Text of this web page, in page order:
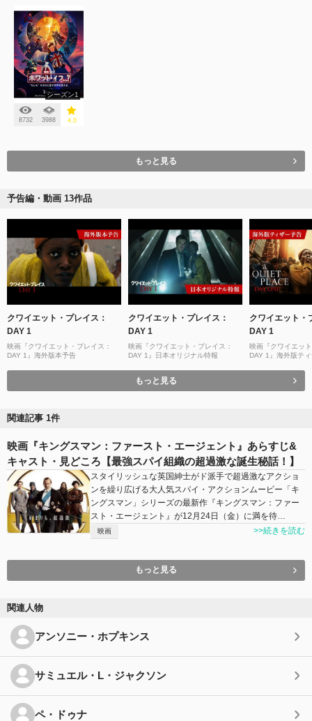
シーズン1
8732 3988 4.0
もっと見る
予告編・動画 13作品
クワイエット・プレイス：
DAY 1
映画『クワイエット・プレイス：
DAY 1』海外版本予告
クワイエット・プレイス：
DAY 1
映画『クワイエット・プレイス：
DAY 1』日本オリジナル特報
クワイエット・
DAY 1
映画『クワイエッ
DAY 1』海外版テ
もっと見る
関連記事 1件
映画『キングスマン：ファースト・エージェント』あらすじ&
キャスト・見どころ【最強スパイ組織の超過激な誕生秘話！】
スタイリッシュな英国紳士がド派手で超過激なアクショ
ンを繰り広げる大人気スパイ・アクションムービー「キ
ングスマン」シリーズの最新作『キングスマン：ファー
スト・エージェント』が12月24日（金）に満を待…
映画 >>続きを読む
もっと見る
関連人物
アンソニー・ホプキンス
サミュエル・L・ジャクソン
ペ・ドゥナ